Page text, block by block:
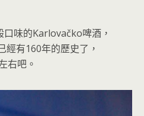
味的Karlovačko啤酒，
經有160年的歷史了，
右吧。